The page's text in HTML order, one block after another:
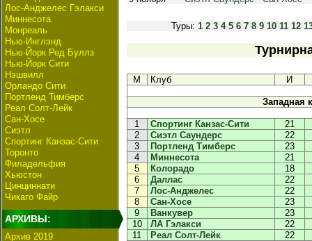
Лос-Анджелес Гэлакси
Миннесота
Монреаль
Нью-Инглэнд
Нью-Йорк Ред Буллз
Нью-Йорк Сити
Нэшвилл
Орландо Сити
Портленд Тимберс
Реал Солт-Лейк
Сан-Хосе
Сиэтл
Спортинг Канзас-Сити
Торонто
Филадельфия
Хьюстон
Цинциннати
Чикаго Файр
АРХИВЫ:
Архив 2019
Туры: 1 2 3 4 5 6 7 8 9 10 11 12
М Клуб И
Западная
1 Спортинг Канзас-Сити
21
2
Сиэтл Саундерс
22
3
Портленд Тимберс
23
4
Миннесота
21
5
Колорадо
18
6
Даллас
22
7
Лос-Анджелес
22
8
Сан-Хосе
23
9
Ванкувер
23
10
ЛА Гэлакси
22
11
Реал Солт-Лейк
22